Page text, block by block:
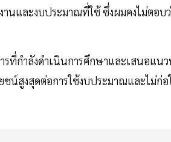
านและงบประมาณที่ใช้ ซึ่งผมคงไม่ตอบ
ที่กำลังดำเนินการศึกษาและเสนอแนว
สูงสุดต่อการใช้งบประมาณและไม่ก่อ